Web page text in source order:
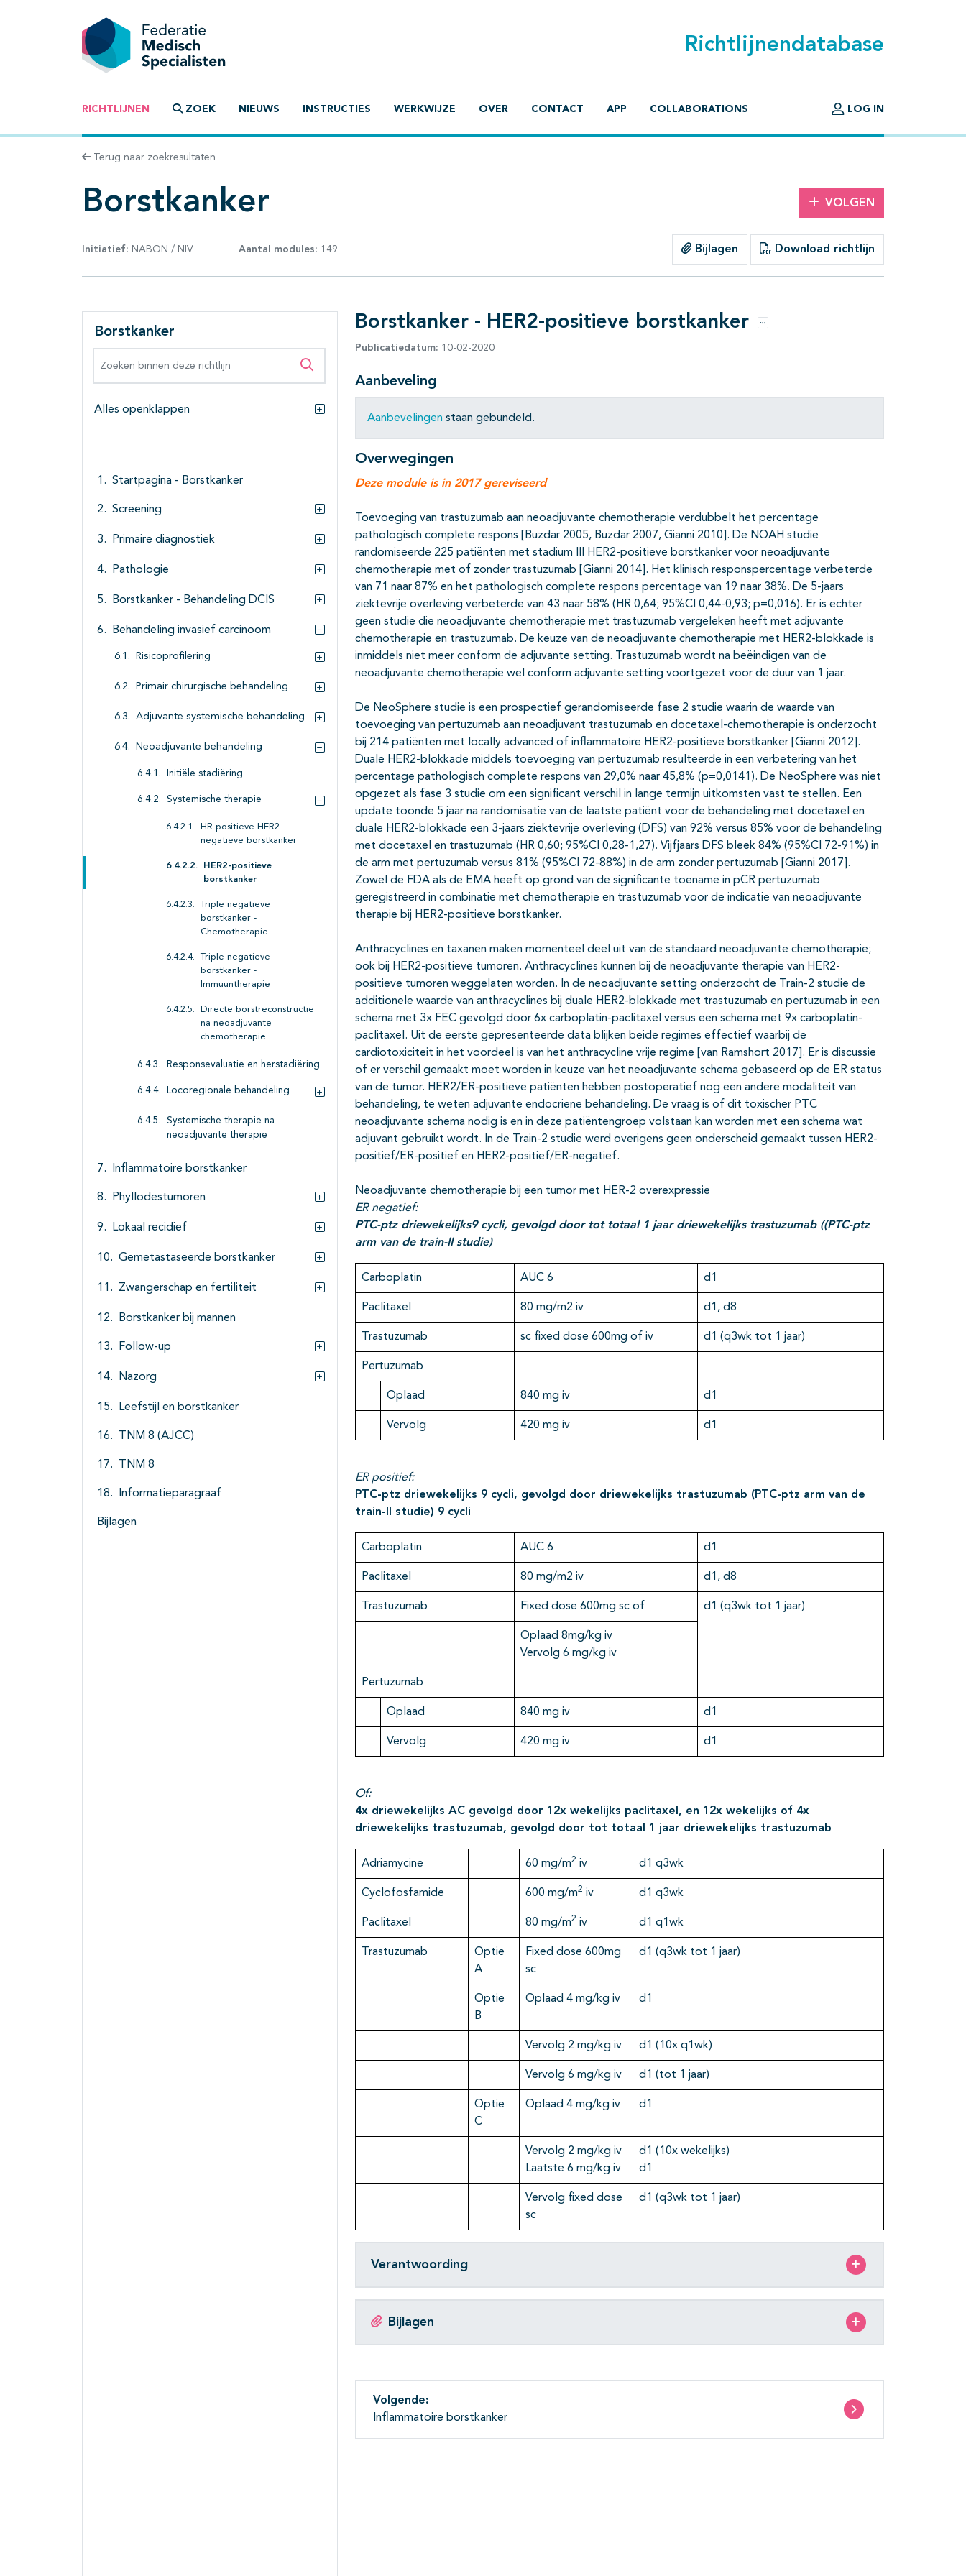
Richtlijnendatabase
RICHTLIJNEN ZOEK NIEUWS INSTRUCTIES WERKWIJZE OVER CONTACT APP COLLABORATIONS LOG IN
Terug naar zoekresultaten
Borstkanker VOLGEN
Initiatief: NABON / NIV Aantal modules: 149 Bijlagen Download richtlijn
Borstkanker
Zoeken binnen deze richtlijn
Alles openklappen
Startpagina - Borstkanker
Screening
Subpagina's open- en dichtklappen
Primaire diagnostiek
Subpagina's open- en dichtklappen
Pathologie
Subpagina's open- en dichtklappen
Borstkanker - Behandeling DCIS
Subpagina's open- en dichtklappen
Behandeling invasief carcinoom
Subpagina's open- en dichtklappen
Risicoprofilering
Subpagina's open- en dichtklappen
Primair chirurgische behandeling
Subpagina's open- en dichtklappen
Adjuvante systemische behandeling
Subpagina's open- en dichtklappen
Neoadjuvante behandeling
Subpagina's open- en dichtklappen
Initiële stadiëring
Systemische therapie
Subpagina's open- en dichtklappen
HR-positieve HER2-
negatieve borstkanker
HER2-positieve
borstkanker
Triple negatieve
borstkanker -
Chemotherapie
Triple negatieve
borstkanker -
Immuuntherapie
Directe borstreconstructie
na neoadjuvante
chemotherapie
Responsevaluatie en herstadiëring
Locoregionale behandeling
Subpagina's open- en dichtklappen
Systemische therapie na
neoadjuvante therapie
Inflammatoire borstkanker
Phyllodestumoren
Subpagina's open- en dichtklappen
Lokaal recidief
Subpagina's open- en dichtklappen
Gemetastaseerde borstkanker
Subpagina's open- en dichtklappen
Zwangerschap en fertiliteit
Subpagina's open- en dichtklappen
Borstkanker bij mannen
Follow-up
Subpagina's open- en dichtklappen
Nazorg
Subpagina's open- en dichtklappen
Leefstijl en borstkanker
TNM 8 (AJCC)
TNM 8
Informatieparagraaf
Bijlagen
Borstkanker - HER2-positieve borstkanker Opties
Publicatiedatum: 10-02-2020
Aanbeveling
Aanbevelingen staan gebundeld.
Overwegingen
Deze module is in 2017 gereviseerd
Toevoeging van trastuzumab aan neoadjuvante chemotherapie verdubbelt het percentage
pathologisch complete respons [Buzdar 2005, Buzdar 2007, Gianni 2010]. De NOAH studie
randomiseerde 225 patiënten met stadium III HER2-positieve borstkanker voor neoadjuvante
chemotherapie met of zonder trastuzumab [Gianni 2014]. Het klinisch responspercentage verbeterde
van 71 naar 87% en het pathologisch complete respons percentage van 19 naar 38%. De 5-jaars
ziektevrije overleving verbeterde van 43 naar 58% (HR 0,64; 95%CI 0,44-0,93; p=0,016). Er is echter
geen studie die neoadjuvante chemotherapie met trastuzumab vergeleken heeft met adjuvante
chemotherapie en trastuzumab. De keuze van de neoadjuvante chemotherapie met HER2-blokkade is
inmiddels niet meer conform de adjuvante setting. Trastuzumab wordt na beëindigen van de
neoadjuvante chemotherapie wel conform adjuvante setting voortgezet voor de duur van 1 jaar.
De NeoSphere studie is een prospectief gerandomiseerde fase 2 studie waarin de waarde van
toevoeging van pertuzumab aan neoadjuvant trastuzumab en docetaxel-chemotherapie is onderzocht
bij 214 patiënten met locally advanced of inflammatoire HER2-positieve borstkanker [Gianni 2012].
Duale HER2-blokkade middels toevoeging van pertuzumab resulteerde in een verbetering van het
percentage pathologisch complete respons van 29,0% naar 45,8% (p=0,0141). De NeoSphere was niet
opgezet als fase 3 studie om een significant verschil in lange termijn uitkomsten vast te stellen. Een
update toonde 5 jaar na randomisatie van de laatste patiënt voor de behandeling met docetaxel en
duale HER2-blokkade een 3-jaars ziektevrije overleving (DFS) van 92% versus 85% voor de behandeling
met docetaxel en trastuzumab (HR 0,60; 95%CI 0,28-1,27). Vijfjaars DFS bleek 84% (95%CI 72-91%) in
de arm met pertuzumab versus 81% (95%CI 72-88%) in de arm zonder pertuzumab [Gianni 2017].
Zowel de FDA als de EMA heeft op grond van de significante toename in pCR pertuzumab
geregistreerd in combinatie met chemotherapie en trastuzumab voor de indicatie van neoadjuvante
therapie bij HER2-positieve borstkanker.
Anthracyclines en taxanen maken momenteel deel uit van de standaard neoadjuvante chemotherapie;
ook bij HER2-positieve tumoren. Anthracyclines kunnen bij de neoadjuvante therapie van HER2-
positieve tumoren weggelaten worden. In de neoadjuvante setting onderzocht de Train-2 studie de
additionele waarde van anthracyclines bij duale HER2-blokkade met trastuzumab en pertuzumab in een
schema met 3x FEC gevolgd door 6x carboplatin-paclitaxel versus een schema met 9x carboplatin-
paclitaxel. Uit de eerste gepresenteerde data blijken beide regimes effectief waarbij de
cardiotoxiciteit in het voordeel is van het anthracycline vrije regime [van Ramshort 2017]. Er is discussie
of er verschil gemaakt moet worden in keuze van het neoadjuvante schema gebaseerd op de ER status
van de tumor. HER2/ER-positieve patiënten hebben postoperatief nog een andere modaliteit van
behandeling, te weten adjuvante endocriene behandeling. De vraag is of dit toxischer PTC
neoadjuvante schema nodig is en in deze patiëntengroep volstaan kan worden met een schema wat
adjuvant gebruikt wordt. In de Train-2 studie werd overigens geen onderscheid gemaakt tussen HER2-
positief/ER-positief en HER2-positief/ER-negatief.
Neoadjuvante chemotherapie bij een tumor met HER-2 overexpressie
ER negatief:
PTC-ptz driewekelijks9 cycli, gevolgd door tot totaal 1 jaar driewekelijks trastuzumab ((PTC-ptz
arm van de train-II studie)
Carboplatin AUC 6 d1
Paclitaxel 80 mg/m2 iv d1, d8
Trastuzumab sc fixed dose 600mg of iv d1 (q3wk tot 1 jaar)
Pertuzumab
Oplaad 840 mg iv d1
Vervolg 420 mg iv d1
ER positief:
PTC-ptz driewekelijks 9 cycli, gevolgd door driewekelijks trastuzumab (PTC-ptz arm van de
train-II studie) 9 cycli
Carboplatin AUC 6 d1
Paclitaxel 80 mg/m2 iv d1, d8
Trastuzumab Fixed dose 600mg sc of d1 (q3wk tot 1 jaar)
Oplaad 8mg/kg iv
Vervolg 6 mg/kg iv
Pertuzumab
Oplaad 840 mg iv d1
Vervolg 420 mg iv d1
Of:
4x driewekelijks AC gevolgd door 12x wekelijks paclitaxel, en 12x wekelijks of 4x
driewekelijks trastuzumab, gevolgd door tot totaal 1 jaar driewekelijks trastuzumab
Adriamycine 60 mg/m2 iv d1 q3wk
Cyclofosfamide 600 mg/m2 iv d1 q3wk
Paclitaxel 80 mg/m2 iv d1 q1wk
Trastuzumab
Optie
A
Fixed dose 600mg
sc
d1 (q3wk tot 1 jaar)
Optie
B
Oplaad 4 mg/kg iv d1
Vervolg 2 mg/kg iv d1 (10x q1wk)
Vervolg 6 mg/kg iv d1 (tot 1 jaar)
Optie
C
Oplaad 4 mg/kg iv d1
Vervolg 2 mg/kg iv
Laatste 6 mg/kg iv
d1 (10x wekelijks)
d1
Vervolg fixed dose
sc
d1 (q3wk tot 1 jaar)
Verantwoording
Bijlagen
Volgende:
Inflammatoire borstkanker